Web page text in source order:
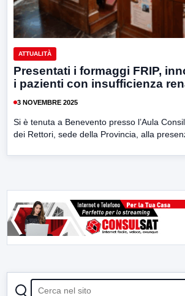
ATTUALITÀ
Presentati i formaggi FRIP,
i pazienti con insufficienza
3 NOVEMBRE 2025
Si è tenuta a Benevento presso l’Aula
dei Rettori, sede della Provincia, alla
CERCA